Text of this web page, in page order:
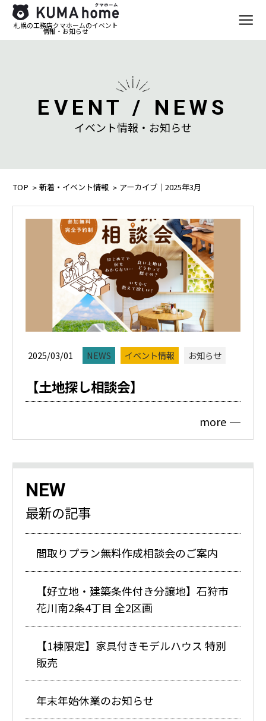
札幌の工務店クマホームのイベント
情報・お知らせ
EVENT / NEWS
イベント情報・お知らせ
TOP 新着・イベント情報 アーカイブ｜2025年3月
2025/03/01 NEWS イベント情報 お知らせ
【土地探し相談会】
more
NEW
最新の記事
間取りプラン無料作成相談会のご案内
【好立地・建築条件付き分譲地】石狩市
花川南2条4丁目 全2区画
【1棟限定】家具付きモデルハウス 特別
販売
年末年始休業のお知らせ